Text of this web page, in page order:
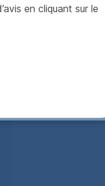
en
en cliquant sur le